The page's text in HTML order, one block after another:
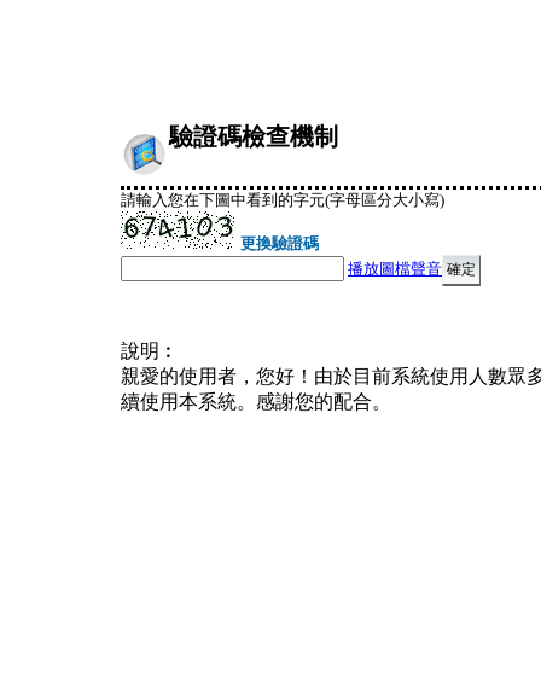
驗證碼檢查機制
請輸入您在下圖中看到的字元(字母區分大小寫)
更換驗證碼
播放圖檔聲音
說明︰
親愛的使用者，您好！由於目前系統使用人數眾
續使用本系統。感謝您的配合。